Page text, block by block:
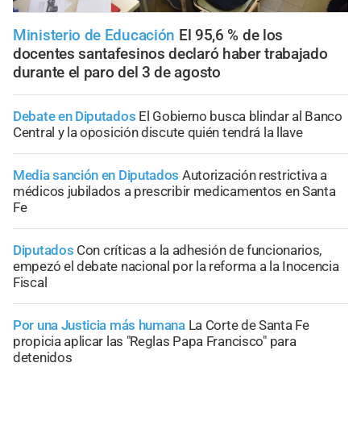
Ministerio de Educación El 95,6 % de los
docentes santafesinos declaró haber trabajado
durante el paro del 3 de agosto
Debate en Diputados El Gobierno busca blindar al Banco
Central y la oposición discute quién tendrá la llave
Media sanción en Diputados Autorización restrictiva a
médicos jubilados a prescribir medicamentos en Santa
Fe
Diputados Con críticas a la adhesión de funcionarios,
empezó el debate nacional por la reforma a la Inocencia
Fiscal
Por una Justicia más humana La Corte de Santa Fe
propicia aplicar las "Reglas Papa Francisco" para
detenidos